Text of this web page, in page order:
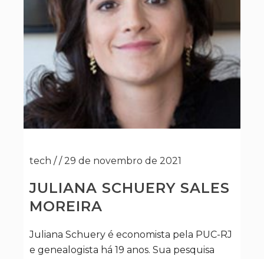
tech / / 29 de novembro de 2021
JULIANA SCHUERY SALES
MOREIRA
Juliana Schuery é economista pela PUC-RJ
e genealogista há 19 anos. Sua pesquisa